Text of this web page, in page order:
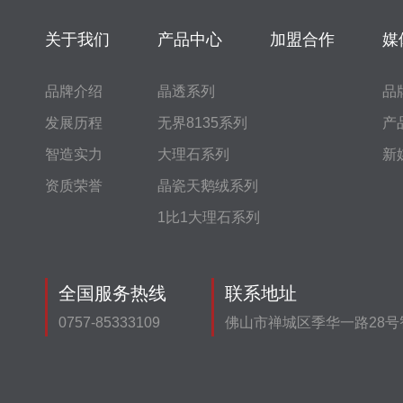
关于我们
品牌介绍
发展历程
智造实力
资质荣誉
产品中心
晶透系列
无界8135系列
大理石系列
晶瓷天鹅绒系列
1比1大理石系列
加盟合作 媒
品
产
新
全国服务热线
0757-85333109
联系地址
佛山市禅城区季华一路28